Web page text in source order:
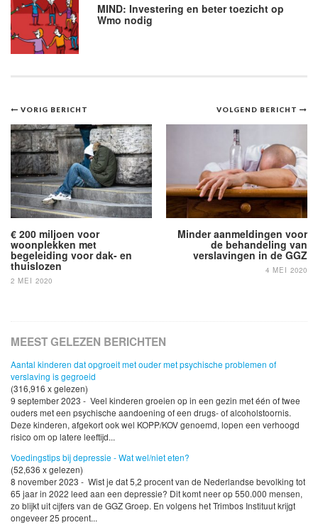
MIND: Investering en beter toezicht op
Wmo nodig
Bericht
navigatie
VOLGEND BERICHT
Minder aanmeldingen voor
de behandeling van
verslavingen in de GGZ
4 MEI 2020
VORIG BERICHT
€ 200 miljoen voor
woonplekken met
begeleiding voor dak- en
thuislozen
2 MEI 2020
MEEST GELEZEN BERICHTEN
Aantal kinderen dat opgroeit met ouder met psychische problemen of
verslaving is gegroeid
(316,916 x gelezen)
9 september 2023 - Veel kinderen groeien op in een gezin met één of twee
ouders met een psychische aandoening of een drugs- of alcoholstoornis.
Deze kinderen, afgekort ook wel KOPP/KOV genoemd, lopen een verhoogd
risico om op latere leeftijd...
Voedingstips bij depressie - Wat wel/niet eten?
(52,636 x gelezen)
8 november 2023 - Wist je dat 5,2 procent van de Nederlandse bevolking tot
65 jaar in 2022 leed aan een depressie? Dit komt neer op 550.000 mensen,
zo blijkt uit cijfers van de GGZ Groep. En volgens het Trimbos Instituut krijgt
ongeveer 25 procent...